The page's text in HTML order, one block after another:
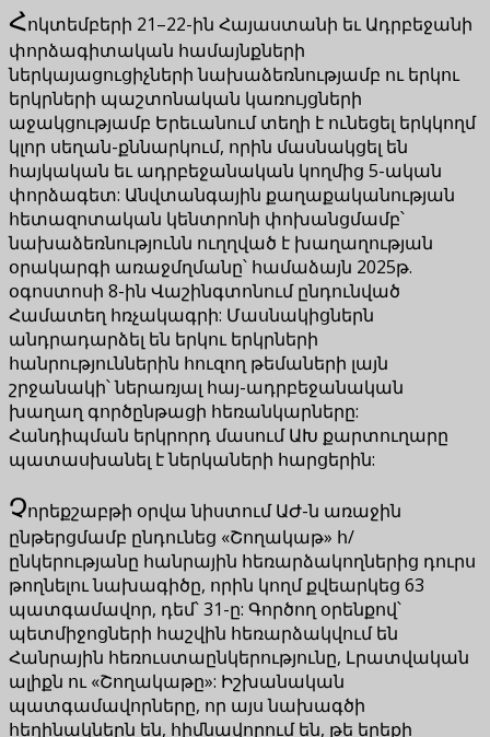
Հոկտեմբերի 21–22-ին Հայաստանի եւ Ադրբեջանի
փորձագիտական համայնքների
ներկայացուցիչների նախաձեռնությամբ ու երկու
երկրների պաշտոնական կառույցների
աջակցությամբ Երեւանում տեղի է ունեցել երկկողմ
կլոր սեղան-քննարկում, որին մասնակցել են
հայկական եւ ադրբեջանական կողմից 5-ական
փորձագետ: Անվտանգային քաղաքականության
հետազոտական կենտրոնի փոխանցմամբ՝
նախաձեռնությունն ուղղված է խաղաղության
օրակարգի առաջմղմանը՝ համաձայն 2025թ.
օգոստոսի 8-ին Վաշինգտոնում ընդունված
Համատեղ հռչակագրի: Մասնակիցներն
անդրադարձել են երկու երկրների
հանրություններին հուզող թեմաների լայն
շրջանակի՝ ներառյալ հայ-ադրբեջանական
խաղաղ գործընթացի հեռանկարները:
Հանդիպման երկրորդ մասում ԱԽ քարտուղարը
պատասխանել է ներկաների հարցերին:
Չորեքշաբթի օրվա նիստում ԱԺ-ն առաջին
ընթերցմամբ ընդունեց «Շողակաթ» հ/
ընկերությանը հանրային հեռարձակողներից դուրս
թողնելու նախագիծը, որին կողմ քվեարկեց 63
պատգամավոր, դեմ՝ 31-ը: Գործող օրենքով՝
պետմիջոցների հաշվին հեռարձակվում են
Հանրային հեռուստաընկերությունը, Լրատվական
ալիքն ու «Շողակաթը»: Իշխանական
պատգամավորները, որ այս նախագծի
հեղինակներն են, հիմնավորում են, թե երեքի